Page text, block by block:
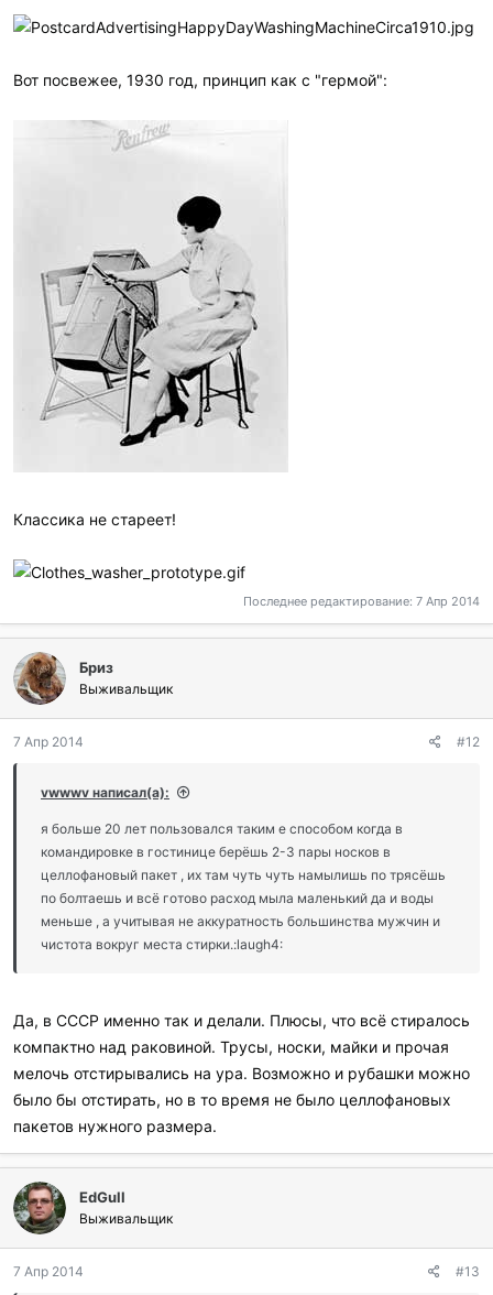
и
Вот посвежее, 1930 год, принцип как с "гермой":
Классика не стареет!
Последнее редактирование: 7 Апр 2014
Бриз
Выживальщик
7 Апр 2014 #12
vwwwv написал(а):
я больше 20 лет пользовался таким е способом когда в
командировке в гостинице берёшь 2-3 пары носков в
целлофановый пакет , их там чуть чуть намылишь по трясёшь
по болтаешь и всё готово расход мыла маленький да и воды
меньше , а учитывая не аккуратность большинства мужчин и
чистота вокруг места стирки.:laugh4:
Да, в СССР именно так и делали. Плюсы, что всё стиралось
компактно над раковиной. Трусы, носки, майки и прочая
мелочь отстирывались на ура. Возможно и рубашки можно
было бы отстирать, но в то время не было целлофановых
пакетов нужного размера.
EdGull
Выживальщик
7 Апр 2014 #13